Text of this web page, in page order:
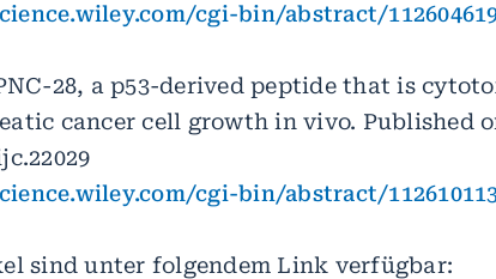
cgi-bin/abstract/
28, a p53-derived peptide that is
cancer cell growth in vivo. Published
cgi-bin/abstract/
sind unter folgendem Link verfügbar: